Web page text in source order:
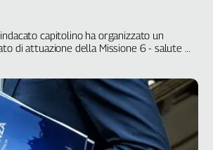
capitolino ha organizzato un
di attuazione della Missione 6 - salute .